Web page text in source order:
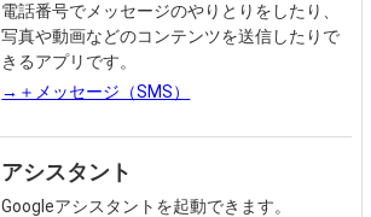
電話番号でメッセージのやりとりをしたり、
写真や動画などのコンテンツを送信したりで
きるアプリです。
→＋メッセージ（SMS）
アシスタント
Googleアシスタントを起動できます。